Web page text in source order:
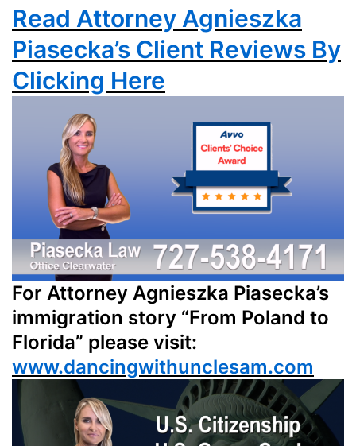
Read Attorney Agnieszka
Piasecka’s Client Reviews By
Clicking Here
For Attorney Agnieszka Piasecka’s
immigration story “From Poland to
Florida” please visit:
www.dancingwithunclesam.com